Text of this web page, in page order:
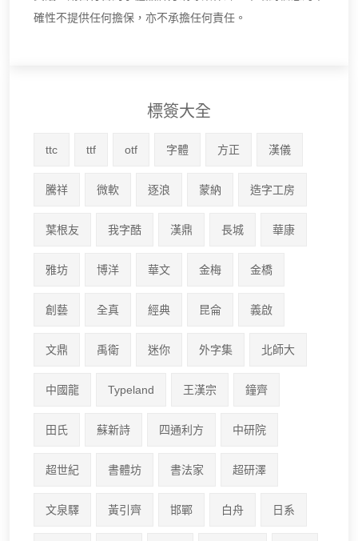
確性不提供任何擔保，亦不承擔任何責任。
標簽大全
ttc ttf otf 字體 方正 漢儀
騰祥 微軟 逐浪 蒙納 造字工房
葉根友 我字酷 漢鼎 長城 華康
雅坊 博洋 華文 金梅 金橋
創藝 全真 經典 昆侖 義啟
文鼎 禹衛 迷你 外字集 北師大
中國龍 Typeland 王漢宗 鐘齊
田氏 蘇新詩 四通利方 中研院
超世紀 書體坊 書法家 超研澤
文泉驛 黃引齊 邯鄲 白舟 日系